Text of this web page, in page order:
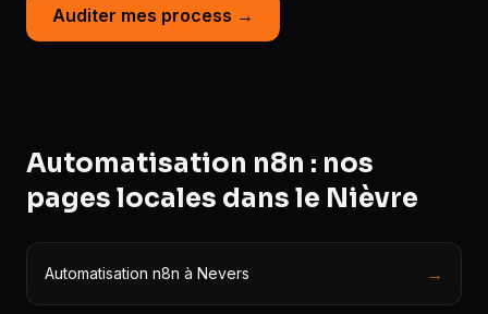
Auditer mes process →
Automatisation n8n : nos
pages locales dans le Nièvre
Automatisation n8n à Nevers →